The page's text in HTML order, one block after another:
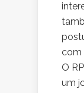
com
O
um